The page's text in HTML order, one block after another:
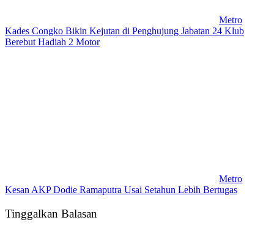
Metro
Kades Congko Bikin Kejutan di Penghujung Jabatan 24 Klub
Berebut Hadiah 2 Motor
Metro
Kesan AKP Dodie Ramaputra Usai Setahun Lebih Bertugas
Tinggalkan Balasan